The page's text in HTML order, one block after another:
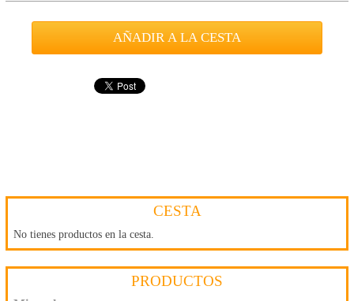
CESTA
No tienes productos en la cesta.
PRODUCTOS